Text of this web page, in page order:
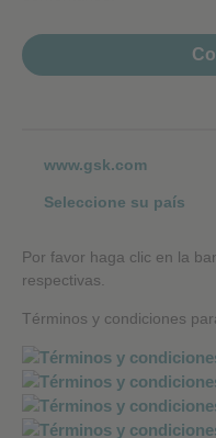
www.gsk.com
Seleccione su país
Por favor haga clic en la
respectivas.
Términos y condiciones